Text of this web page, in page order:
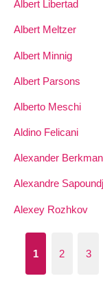
Albert Libertad
Albert Meltzer
Albert Minnig
Albert Parsons
Alberto Meschi
Aldino Felicani
Alexander Berkman
Alexandre
Alexey Rozhkov
1 2 3